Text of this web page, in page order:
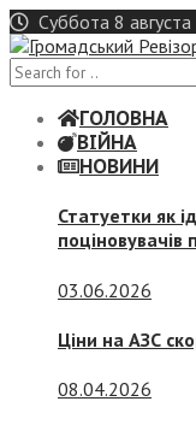
Skip
to
content
Суббота 8
ГОЛОВНА
ВІЙНА
НОВИНИ
Статуетки як
поціновувачів
03.06.2026
Ціни на АЗС
08.04.2026